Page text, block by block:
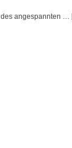
des angespannten …